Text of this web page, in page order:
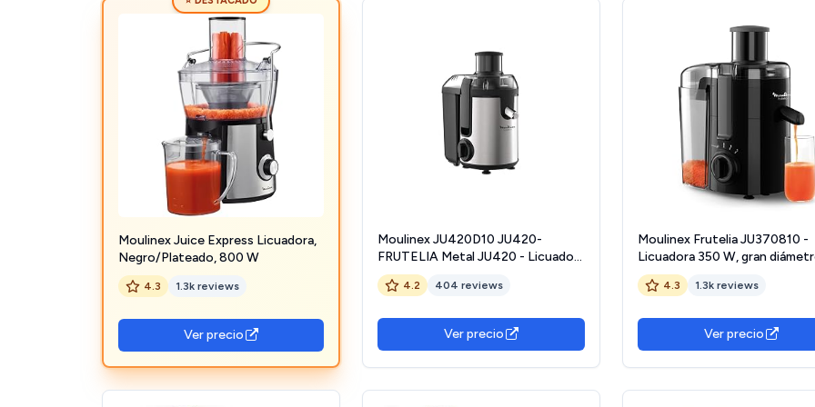
y otros ingredientes en la compra semanal
para llegar a casa y hacer los zumos que me
apetezca en segundos. Sin duda la
recomiendo para cualquier hogar.
Moulinex Juice Express Licuadora,
Negro/Plateado, 800 W
4.3 1.3k reviews
Ver precio
Moulinex JU420D10 JU420-
FRUTELIA Metal JU420 - Licuadora
de fruta (acero inoxidable)
4.2 404 reviews
Ver precio
Moulinex Frutelia JU370810 -
Licuadora 350 W, gran
apertura, diseño compacto, 2
velocidades, filtro de acero
piezas extraíbles aptas para
lavavajillas
4.3 1.3k reviews
Ver precio